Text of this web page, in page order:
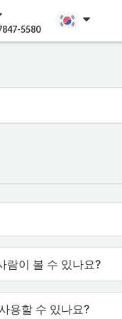
5580
람이 볼 수 있나요?
용할 수 있나요?